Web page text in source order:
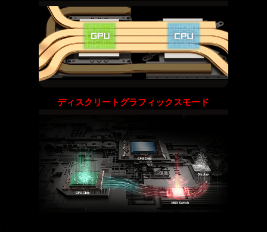
ディスクリートグラフィックスモード